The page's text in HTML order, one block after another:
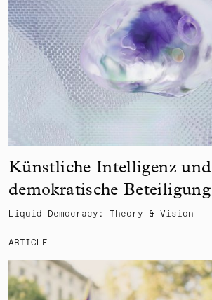
Künstliche Intelligenz und
demokratische Beteiligung
Liquid Democracy: Theory & Vision
ARTICLE